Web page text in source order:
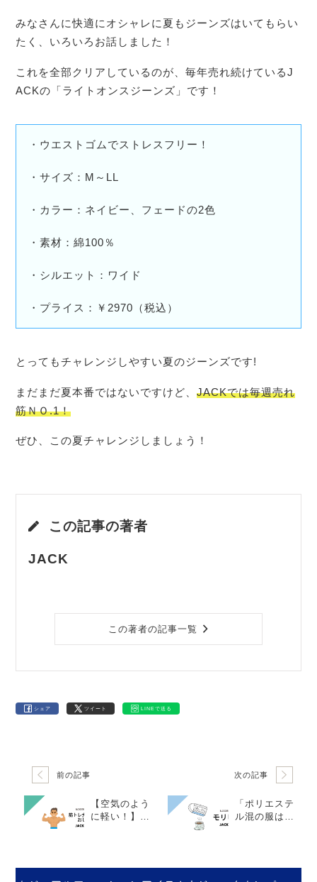
みなさんに快適にオシャレに夏もジーンズはいてもらい
たく、いろいろお話しました！
これを全部クリアしているのが、毎年売れ続けているJ
ACKの「ライトオンスジーンズ」です！
・ウエストゴムでストレスフリー！
・サイズ：M～LL
・カラー：ネイビー、フェードの2色
・素材：綿100％
・シルエット：ワイド
・プライス：￥2970（税込）
とってもチャレンジしやすい夏のジーンズです!
まだまだ夏本番ではないですけど、JACKでは毎週売れ
筋ＮＯ.1！
ぜひ、この夏チャレンジしましょう！
この記事の著者
JACK
この著者の記事一覧
シェア ツイート LINEで送る
前の記事
【空気のよう
に軽い！】エ
次の記事
「ポリエステ
ル混の服は暑
た